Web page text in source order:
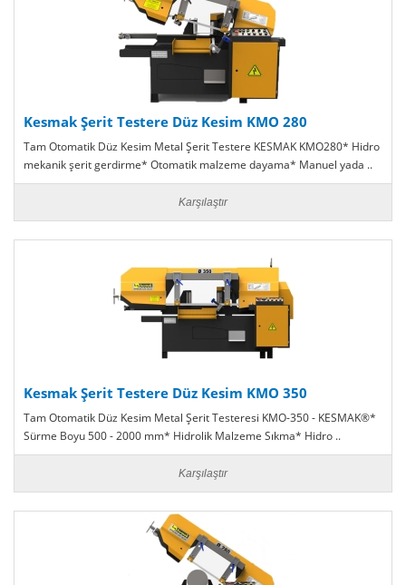
Kesmak Şerit Testere Düz Kesim KMO 280
Tam Otomatik Düz Kesim Metal Şerit Testere KESMAK KMO280* Hidro
mekanik şerit gerdirme* Otomatik malzeme dayama* Manuel yada ..
Karşılaştır
Kesmak Şerit Testere Düz Kesim KMO 350
Tam Otomatik Düz Kesim Metal Şerit Testeresi KMO-350 - KESMAK®*
Sürme Boyu 500 - 2000 mm* Hidrolik Malzeme Sıkma* Hidro ..
Karşılaştır